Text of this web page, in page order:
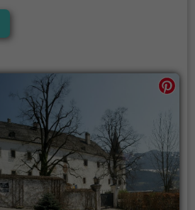
Zeiten und bietet
die Geschichte.